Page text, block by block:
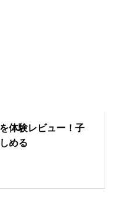
体験レビュー！子
める